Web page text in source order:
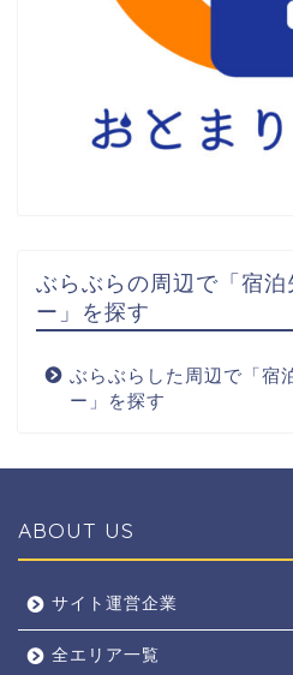
ぶらぶらの周辺で「宿
ー」を探す
ぶらぶらした周辺で「宿
ー」を探す
ABOUT US
サイト運営企業
全エリア一覧